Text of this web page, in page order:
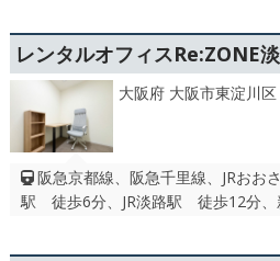
レンタルオフィスRe:ZONE
大阪府 大阪市東淀川区
阪急京都線、阪急千里線、JRおお
駅 徒歩6分、JR淡路駅 徒歩12分